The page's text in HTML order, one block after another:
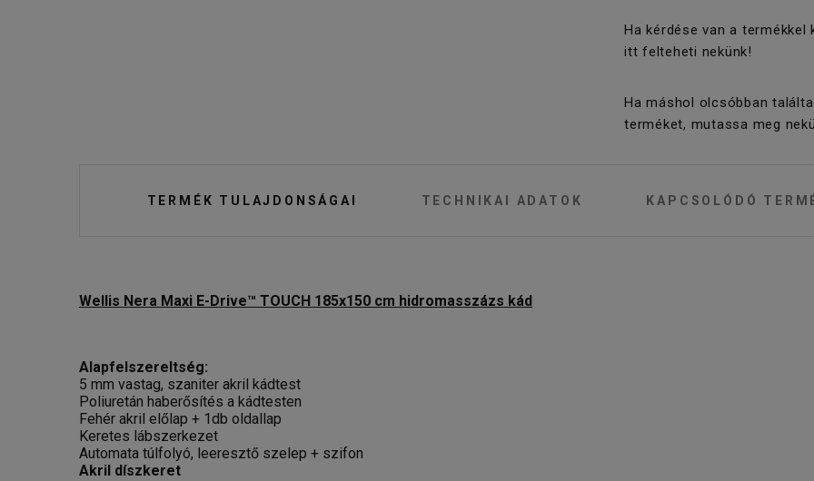
Ha kérdése van a termékkel
itt felteheti nekünk!
Ha máshol olcsóbban
terméket, mutassa meg
TERMÉK TULAJDONSÁGAI TECHNIKAI ADATOK KAPCSOLÓDÓ
Wellis Nera Maxi E-Drive™ TOUCH 185x150 cm hidromasszázs kád
Alapfelszereltség:
5 mm vastag, szaniter akril kádtest
Poliuretán haberősítés a kádtesten
Fehér akril előlap + 1db oldallap
Keretes lábszerkezet
Automata túlfolyó, leeresztő szelep + szifon
Akril díszkeret